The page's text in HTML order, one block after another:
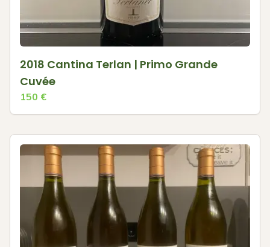
2018 Cantina Terlan | Primo Grande
Cuvée
150 €